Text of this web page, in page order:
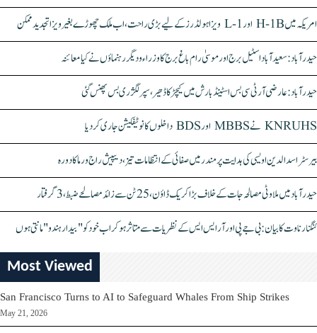
امریکہ میں H-1B اور L-1 ویزا ہولڈرز کے لیے بڑی راحت، اب ملک چھوڑے بغیر ویزا تجدید ممکن
حیدرآباد: سعیدآباد اسٹیل برج اور موسیٰ رام باغ برج کا وزراء و دیگر رہنماؤں نے کیا معائنہ
حیدرآباد: عارضی آر ٹی سی بس اسٹینڈ بارش میں کیچڑ کا ڈھیر، سپر لگژری بس پھنس گئی
KNRUHS نے MBBS اور BDS داخلوں کا نوٹیفکیشن جاری کر دیا
بیرسٹر اسدالدین اویسی کی ہدایت پر مندر میں صفائی کے انتظامات تیز، دیپیش راج ورما کا دورہ
حیدرآباد میں ملاوٹی مصالحہ جات کے خلاف بڑا کریک ڈاؤن، 25 ٹن سے زائد مصالحے ضبط، 3 گرفتار
کنگنا رناوت کا بیان: بی جے پی اور آر ایس ایس کے نظریات سے متاثر ہو کر اب خود کو "بیدار ہندو" مانتی ہوں
Most Viewed
San Francisco Turns to AI to Safeguard Whales From Ship Strikes
May 21, 2026